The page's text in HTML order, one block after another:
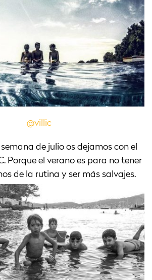
@villic
de julio os dejamos con el
Porque el verano es para no tener
de la rutina y ser más salvajes.